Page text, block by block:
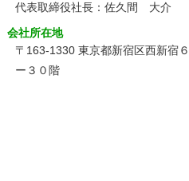
代表取締役社長：佐久間 大介
会社所在地
〒163-1330 東京都新宿区西新宿
ー３０階